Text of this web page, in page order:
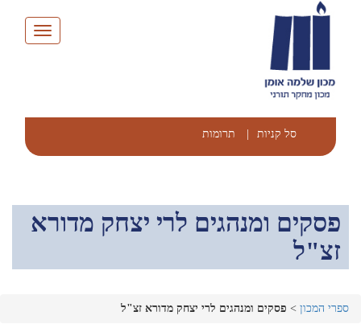
Toggle
סל קניות תרומות
פסקים ומנהגים לרי יצחק מדורא
זצ"ל
ספרי המכון > פסקים ומנהגים לרי יצחק מדורא זצ"ל